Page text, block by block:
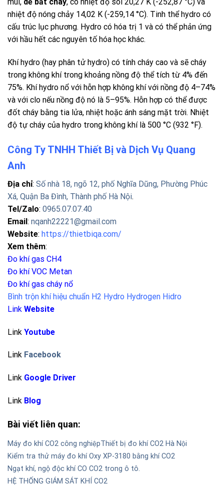
nhiệt độ nóng chảy 14,02 K (-259,14 °C). Tinh thể hydro có
cấu trúc lục phương. Hydro có hóa trị 1 và có thể phản ứng
với hầu hết các nguyên tố hóa học khác.
Khí hydro (hay phân tử hydro) có tính cháy cao và sẽ cháy
trong không khí trong khoảng nồng độ thể tích từ 4% đến
75%. Khí hydro nổ với hỗn hợp không khí với nồng độ 4–74%
và với clo nếu nồng độ nó là 5–95%. Hỗn hợp có thể được
đốt cháy bằng tia lửa, nhiệt hoặc ánh sáng mặt trời. Nhiệt
độ tự cháy của hydro trong không khí là 500 °C (932 °F).
Công Ty TNHH Thiết Bị và Dịch Vụ Quang
Anh
Địa chỉ: Số nhà 18, ngõ 12, phố Nghĩa Dũng, Phường Phúc
Xá, Quận Ba Đình, Thành phố Hà Nội.
Tel/Zalo: 0965.07.07.40
Email: nqanh22221@gmail.com
Website: https://thietbiqa.com/
Xem thêm:
Đo khí gas CH4
Đo khí VOC Metan
Đo khí gas cháy nổ
Bình trộn khí hiệu chuẩn H2 Hydro Hydrogen Hidro
Link Website
Link Youtube
Link Facebook
Link Google Driver
Link Blog
Bài viết liên quan:
Máy đo khí CO2 công nghiệpThiết bị đo khí CO2 Hà Nội
Kiểm tra thử máy đo khí Oxy XP-3180 bằng khí CO2
Ngạt khí, ngộ độc khí CO CO2 trong ô tô.
HỆ THỐNG GIÁM SÁT KHÍ CO2